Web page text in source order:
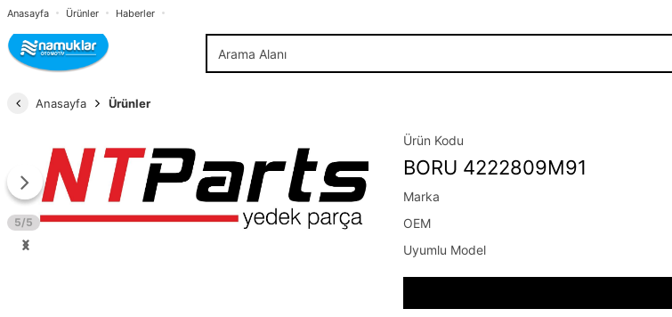
Anasayfa Ürünler Haberler
Anasayfa Ürünler
5/5
BORU 4222809M91